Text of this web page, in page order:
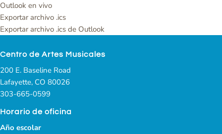
Outlook en vivo
Exportar archivo .ics
Exportar archivo .ics de Outlook
Centro de Artes Musicales
200 E. Baseline Road
Lafayette, CO 80026
303-665-0599
Horario de oficina
Año escolar